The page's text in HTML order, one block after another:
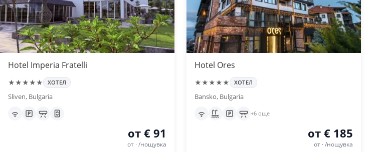
Hotel Imperia Fratelli
★★★★★ ХОТЕЛ
Sliven, Bulgaria
от € 91
от · /нощувка
Hotel Ores
★★★★★ ХОТЕЛ
Bansko, Bulgaria
+6 още
от € 185
от · /нощувка